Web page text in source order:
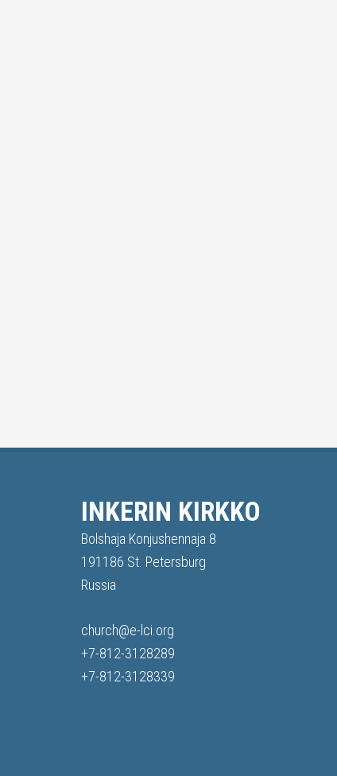
INKERIN KIRKKO
Bolshaja Konjushennaja 8
191186 St. Petersburg
Russia
church@e-lci.org
+7-812-3128289
+7-812-3128339